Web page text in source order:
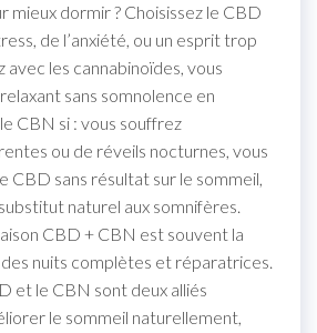
mieux dormir ? Choisissez le CBD
de l’anxiété, ou un esprit trop
avec les cannabinoïdes, vous
sans somnolence en
CBN si : vous souffrez
ou de réveils nocturnes, vous
CBD sans résultat sur le sommeil,
naturel aux somnifères.
CBD + CBN est souvent la
nuits complètes et réparatrices.
et le CBN sont deux alliés
le sommeil naturellement,